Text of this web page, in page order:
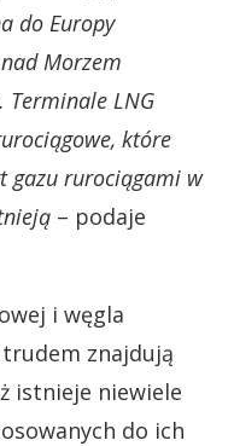
do Europy
Morzem
Terminale LNG
które
gazu rurociągami w
– podaje
i węgla
znajdują
istnieje niewiele
do ich